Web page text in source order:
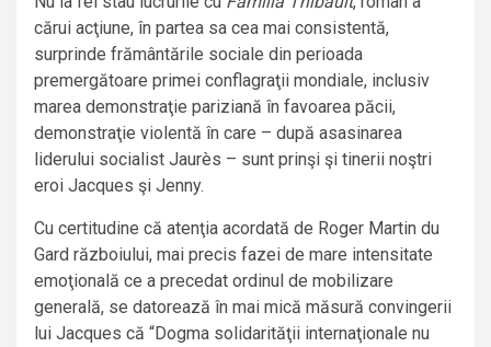
cărui acţiune, în partea sa cea mai consistentă,
surprinde frământările sociale din perioada
premergătoare primei conflagraţii mondiale, inclusiv
marea demonstraţie pariziană în favoarea păcii,
demonstraţie violentă în care – după asasinarea
liderului socialist Jaurès – sunt prinşi şi tinerii noştri
eroi Jacques şi Jenny.
Cu certitudine că atenţia acordată de Roger Martin du
Gard războiului, mai precis fazei de mare intensitate
emoţională ce a precedat ordinul de mobilizare
generală, se datorează în mai mică măsură convingerii
lui Jacques că “Dogma solidarităţii internaţionale nu